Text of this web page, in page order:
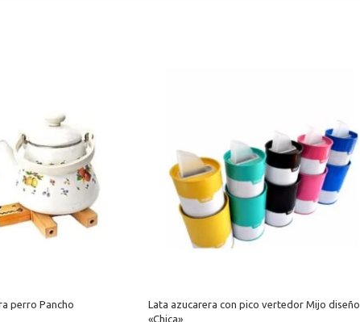
perro Pancho
Lata azucarera con pico vertedor Mijo diseño
«Chica»